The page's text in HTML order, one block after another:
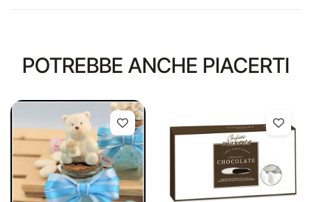
POTREBBE ANCHE PIACERTI